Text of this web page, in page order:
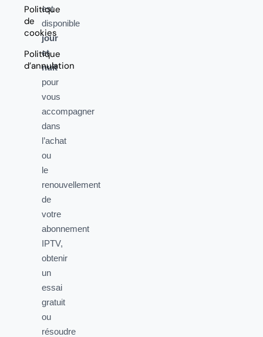
Politique
de
cookies
Politique
d’annulation
est
disponible
jour
et
nuit
pour
vous
accompagner
dans
l’achat
ou
le
renouvellement
de
votre
abonnement
IPTV,
obtenir
un
essai
gratuit
ou
résoudre